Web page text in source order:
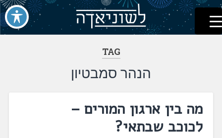
דלג
לתוכן
לשוניאדה
עברית. לשון. שפה
TAG
הנהר סמבטיון
מה בין ארגון המורים –
לכוכב שבתאי?